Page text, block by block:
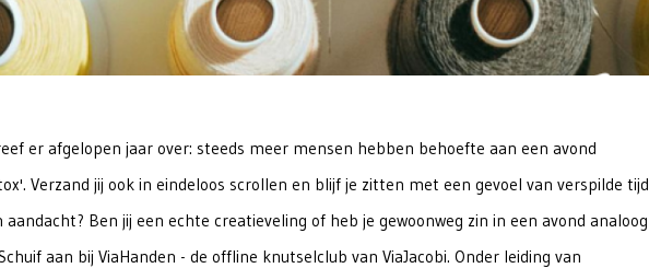
er afgelopen jaar over: steeds meer mensen hebben behoefte aan een avond
Verzand jij ook in eindeloos scrollen en blijf je zitten met een gevoel van verspilde tijd
aandacht? Ben jij een echte creatieveling of heb je gewoonweg zin in een avond analoog
aan bij ViaHanden - de offline knutselclub van ViaJacobi. Onder leiding van